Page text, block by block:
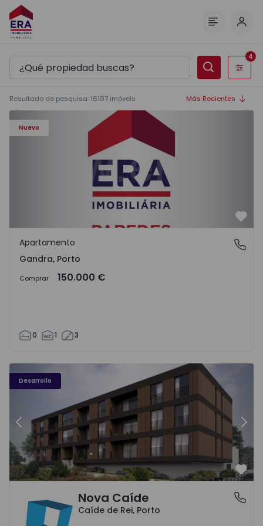
Filtros
4
Resultado de pesquisa: 16107 imóveis Más Recientes
Nuevo
Apartamento T0 Paredes, Gandra - 1575265 - 1
Gandra, Porto
Apartamento
Gandra, Porto
Comprar 150.000 €
0 1 3
Desarrollo
Nova Caíde - 1
Anterior
Caíde de Rei, PortoNova Caíde
Caíde de Rei, Porto